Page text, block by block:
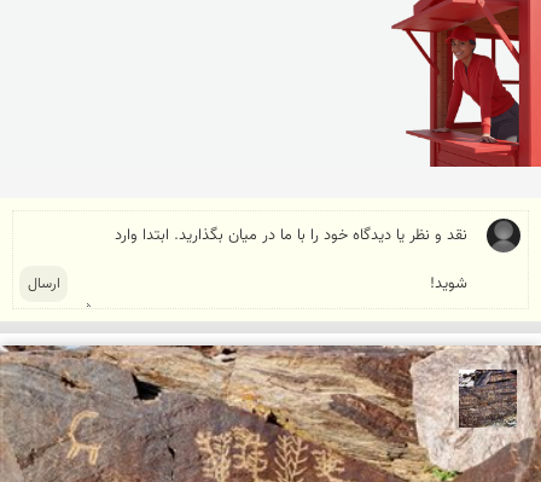
محمد ناصری فرد